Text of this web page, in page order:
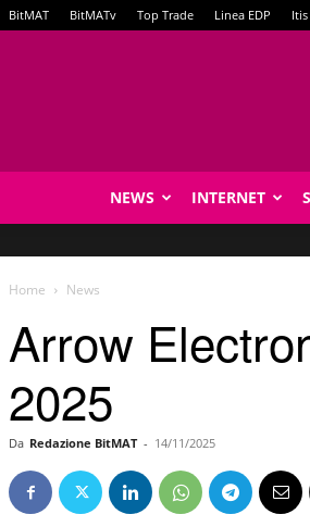
BitMAT BitMATv Top Trade Linea EDP
NEWS INTERNET
Home News
Arrow
2025
Da Redazione BitMAT - 14/11/2025